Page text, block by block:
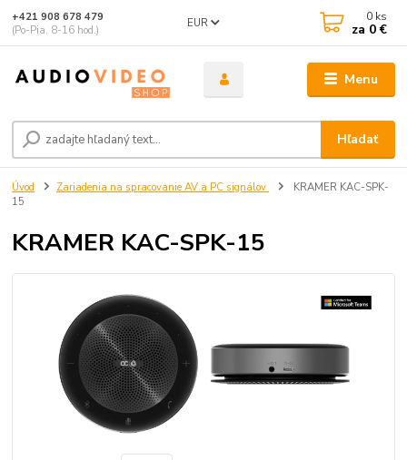
Menu
EUR
Hľadať
+421 908 678 479
(Po-Pia, 8-16 hod.)
0 ks
za 0 €
Úvod Zariadenia na spracovanie AV a PC signálov
KRAMER KAC-SPK-
15
KRAMER KAC-SPK-15